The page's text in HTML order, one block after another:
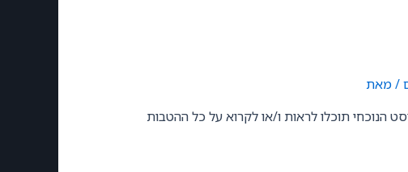
/ מאת
תוכלו לראות ו/או לקרוא על כל ההטבות